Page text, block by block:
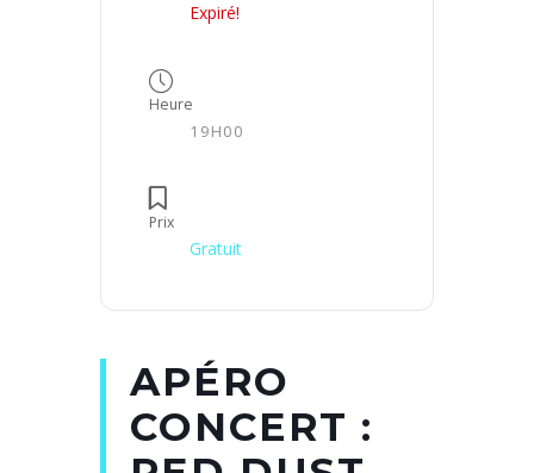
Expiré!
Heure
19H00
Prix
Gratuit
APÉRO
CONCERT :